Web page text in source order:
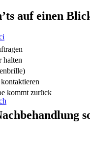
auf einen
halten
kommt zurück